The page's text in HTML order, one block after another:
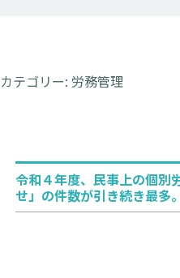
カテゴリー: 労務管理
令和４年度、民事上の個
せ」の件数が引き続き最多。